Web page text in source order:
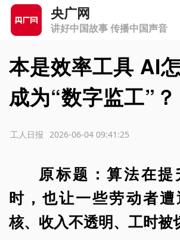
央广网
讲好中国故事 传播中国声音
本是效率工具 AI
成为“数字监工”？
2026-06-04 09:41:25
工人日报
原标题：算法在提
时，也让一些劳动者
核、收入不透明、工时被